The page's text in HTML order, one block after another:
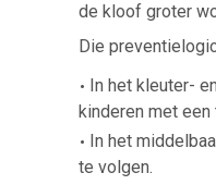
de kloof groter
Die
In het kleuter-
kinderen met
In het
te volgen.